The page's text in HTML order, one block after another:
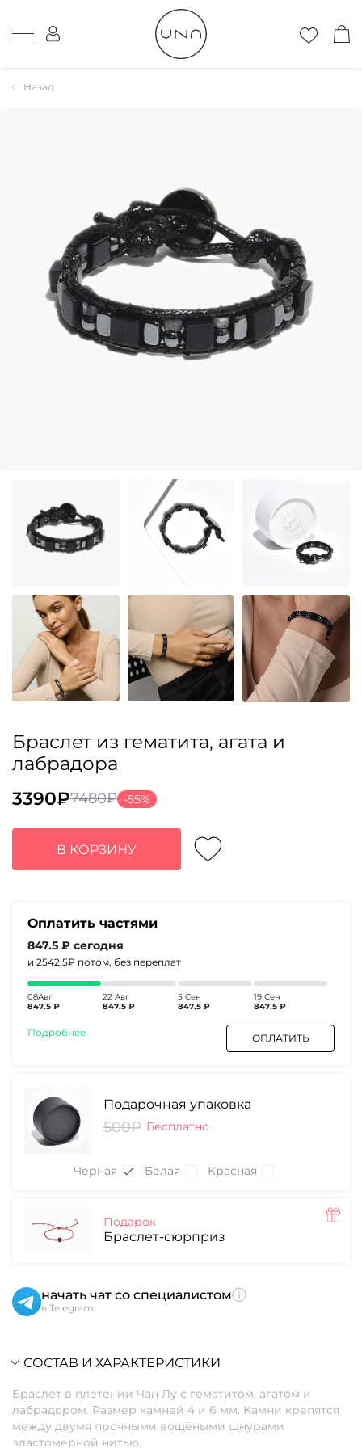
Назад
Браслет из гематита, агата и
лабрадора
7480₽
Первоначальная
цена
составляла
7480₽.
3390₽
Текущая
цена:
3390₽.
-55%
В КОРЗИНУ
Оплатить частями
847.5 ₽ сегодня
и 2542.5₽ потом, без переплат
08Авг
847.5 ₽
22 Авг
847.5 ₽
5 Сен
847.5 ₽
19 Сен
847.5 ₽
Подробнее ОПЛАТИТЬ
Подарочная упаковка
500₽ Бесплатно
Черная Белая Красная
Подарок
Браслет-сюрприз
начать чат со специалистом
в Telegram
СОСТАВ И ХАРАКТЕРИСТИКИ
Браслет в плетении Чан Лу с гематитом, агатом и
лабрадором. Размер камней 4 и 6 мм. Камни крепятся
между двумя прочными вощёными шнурами
эластомерной нитью.